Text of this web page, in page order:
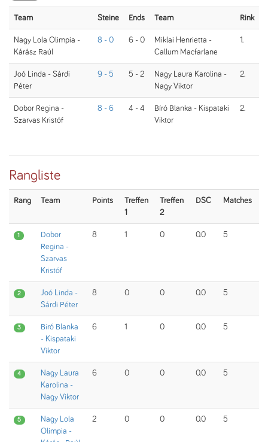
Team Steine Ends Team Rink
Nagy Lola Olimpia -
Kárász Raúl
8 - 0 6 - 0
Miklai Henrietta -
Callum Macfarlane
1.
Joó Linda - Sárdi
Péter
9 - 5 5 - 2
Nagy Laura Karolina -
Nagy Viktor
2.
Dobor Regina -
Szarvas Kristóf
8 - 6 4 - 4
Bíró Blanka - Kispataki
Viktor
2.
Rangliste
Rang Team Points
Treffen
1
Treffen
2
DSC Matches
1
Dobor
Regina -
Szarvas
Kristóf
8 1 0 0.0 5
2
Joó Linda -
Sárdi Péter
8 0 0 0.0 5
3
Bíró Blanka
- Kispataki
Viktor
6 1 0 0.0 5
4
Nagy Laura
Karolina -
Nagy Viktor
6 0 0 0.0 5
5
Nagy Lola
Olimpia -
2 0 0 0.0 5